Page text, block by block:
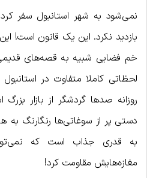
نمی‌شود به شهر استانبول سفر کرد
بازدید نکرد. این یک قانون است!
خم فضایی شبیه به قصه‌های
لحظاتی کاملا متفاوت در استانبول
روزانه صدها گردشگر از بازار
دستی پر از سوغاتی‌ها رنگارنگ به
به قدری جذاب است که
مغازه‌هایش مقاومت کرد!